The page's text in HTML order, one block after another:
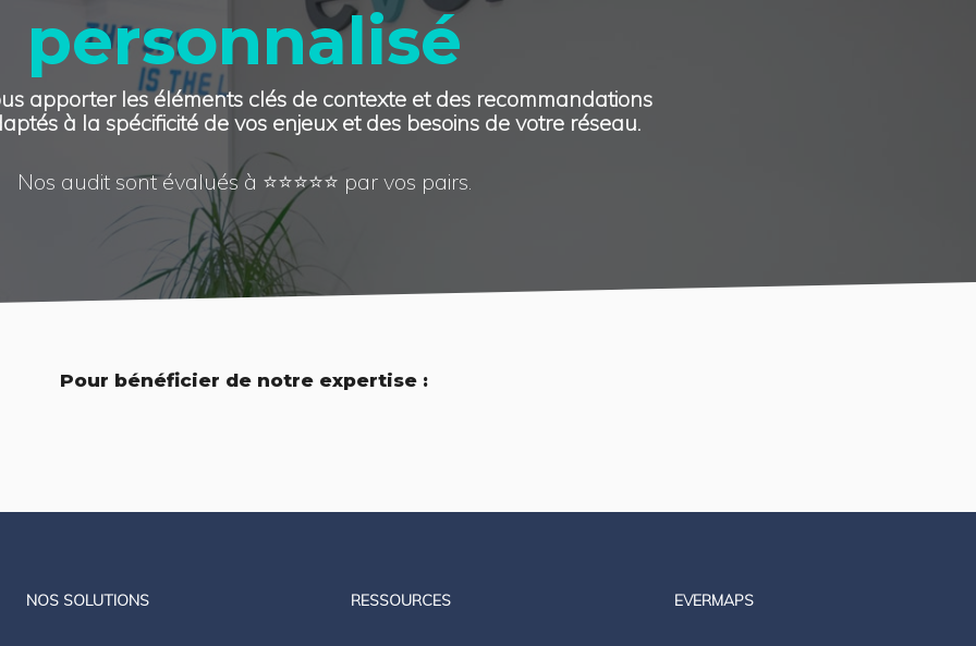
personnalisé
apporter les éléments clés de contexte et des recommandations
à la spécificité de vos enjeux et des besoins de votre réseau.
Nos audit sont évalués à ⭐⭐⭐⭐⭐ par vos pairs.
Pour bénéficier de notre expertise :
NOS SOLUTIONS RESSOURCES EVERMAPS